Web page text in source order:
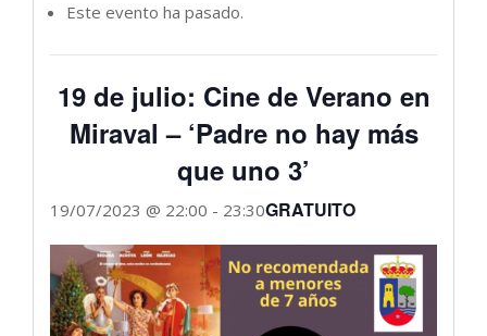
Este evento ha pasado.
19 de julio: Cine de Verano en
Miraval – ‘Padre no hay más
que uno 3’
19/07/2023 @ 22:00 - 23:30GRATUITO